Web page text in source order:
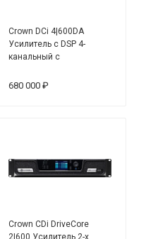
Crown DCi 4|600DA
Усилитель с DSP 4-
канальный с
680 000 ₽
Crown CDi DriveCore
2|600 Усилитель 2-х